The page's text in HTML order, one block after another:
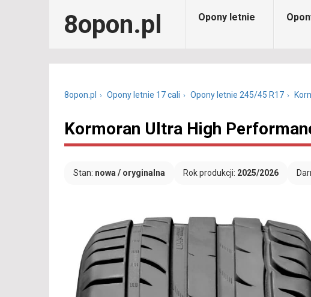
8opon.pl Opony letnie
8opon.pl Opony letnie 17 cali Opony letnie 245/45 R17
Kormoran Ultra High
Stan: nowa / oryginalna Rok produkcji: 2025/2026